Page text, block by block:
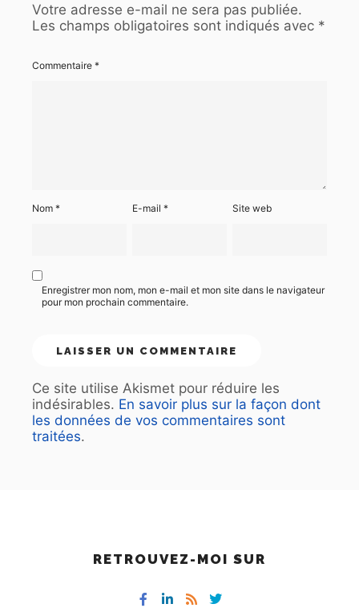
Votre adresse e-mail ne sera pas publiée.
Les champs obligatoires sont indiqués avec *
Commentaire *
Nom * E-mail* Site web
Enregistrer mon nom, mon e-mail et mon site dans le navigateur
pour mon prochain commentaire.
Ce site utilise Akismet pour réduire les
indésirables. En savoir plus sur la façon dont
les données de vos commentaires sont
traitées.
RETROUVEZ-MOI SUR